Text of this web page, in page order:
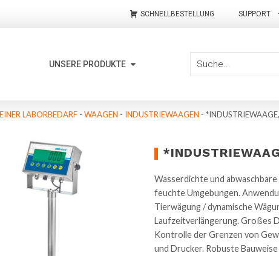
SCHNELLBESTELLUNG SUPPORT
UNSERE PRODUKTE
LABORBEDARF - WAAGEN - INDUSTRIEWAAGEN -
Wasserdichte und
feuchte Umgebungen.
Tierwägung / dynamische
Laufzeitverlängerung. Großes
Kontrolle der Grenzen von
und Drucker. Robuste